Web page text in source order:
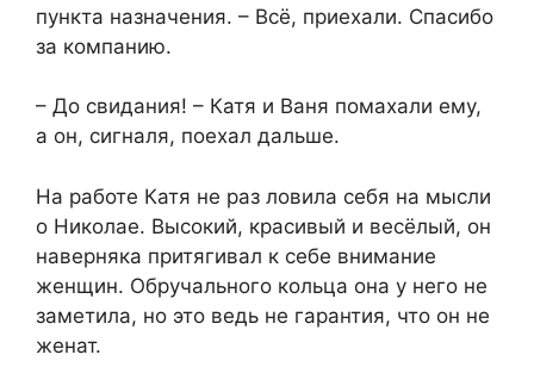
пункта назначения. – Всё, приехали. Спасибо
за компанию.
– До свидания! – Катя и Ваня помахали ему,
а он, сигналя, поехал дальше.
На работе Катя не раз ловила себя на мысли
о Николае. Высокий, красивый и весёлый, он
наверняка притягивал к себе внимание
женщин. Обручального кольца она у него не
заметила, но это ведь не гарантия, что он не
женат.